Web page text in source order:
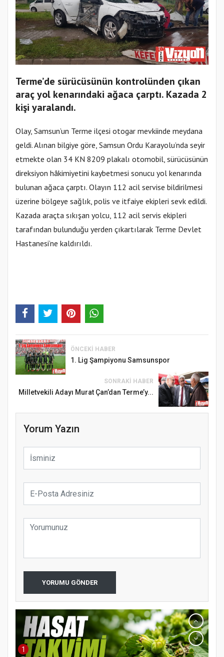
Terme’de sürücüsünün kontrolünden çıkan
araç yol kenarındaki ağaca çarptı. Kazada 2
kişi yaralandı.
Olay, Samsun’un Terme ilçesi otogar mevkiinde meydana
geldi. Alınan bilgiye göre, Samsun Ordu Karayolu’nda seyir
etmekte olan 34 KN 8209 plakalı otomobil, sürücüsünün
direksiyon hâkimiyetini kaybetmesi sonucu yol kenarında
bulunan ağaca çarptı. Olayın 112 acil servise bildirilmesi
üzerine bölgeye sağlık, polis ve itfaiye ekipleri sevk edildi.
Kazada araçta sıkışan yolcu, 112 acil servis ekipleri
tarafından bulunduğu yerden çıkartılarak Terme Devlet
Hastanesi’ne kaldırıldı.
ÖNCEKI HABER
1. Lig Şampiyonu Samsunspor
SONRAKI HABER
Milletvekili Adayı Murat Çan’dan Terme’y...
Yorum Yazın
YORUMU GÖNDER
1